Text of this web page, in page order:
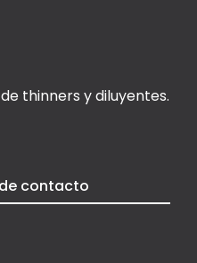
thinners y diluyentes.
contacto